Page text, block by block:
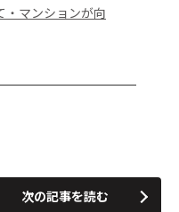
マンションが向
次の記事を読む